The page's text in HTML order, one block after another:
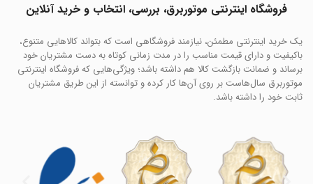
فروشگاه اینترنتی موتوربرق، بررسی، انتخاب و خرید آنلاین
یک خرید اینترنتی مطمئن، نیازمند فروشگاهی است که بتواند کالاهایی متنوع،
باکیفیت و دارای قیمت مناسب را در مدت زمانی کوتاه به دست مشتریان خود
برساند و ضمانت بازگشت کالا هم داشته باشد؛ ویژگی‌هایی که فروشگاه اینترنتی
موتوربرق سال‌هاست بر روی آن‌ها کار کرده و توانسته از این طریق مشتریان
ثابت خود را داشته باشد.